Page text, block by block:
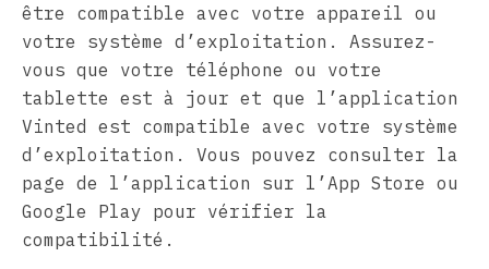
être compatible avec votre appareil ou
votre système d’exploitation. Assurez-
vous que votre téléphone ou votre
tablette est à jour et que l’application
Vinted est compatible avec votre système
d’exploitation. Vous pouvez consulter la
page de l’application sur l’App Store ou
Google Play pour vérifier la
compatibilité.